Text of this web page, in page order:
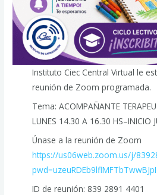
Instituto Ciec Central Virtual le
reunión de Zoom programada.
Tema: ACOMPAÑANTE
LUNES 14.30 A 16.30 HS–INICIO
Únase a la reunión de Zoom
https://us06web.zoom.us/j/
ID de reunión: 839 2891 4401